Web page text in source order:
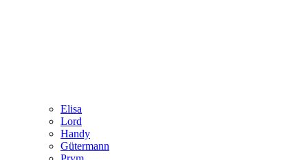
Elisa
Lord
Handy
Gütermann